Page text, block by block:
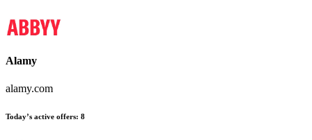
Alamy
alamy.com
Today’s active offers: 8